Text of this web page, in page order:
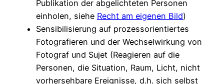
Publikation der abgelichteten Personen
einholen, siehe Recht am eigenen Bild)
Sensibilisierung auf prozessorientiertes
Fotografieren und der Wechselwirkung von
Fotograf und Sujet (Reagieren auf die
Personen, die Situation, Raum, Licht, nicht
vorhersehbare Ereignisse, d.h. sich selbst